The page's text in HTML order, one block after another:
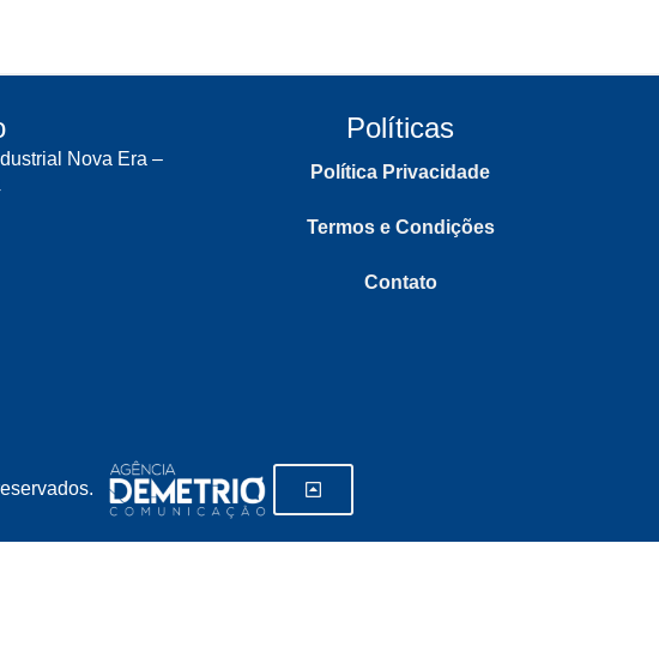
Nova Era –
Políticas
Política Privacidade
Termos e Condições
Contato